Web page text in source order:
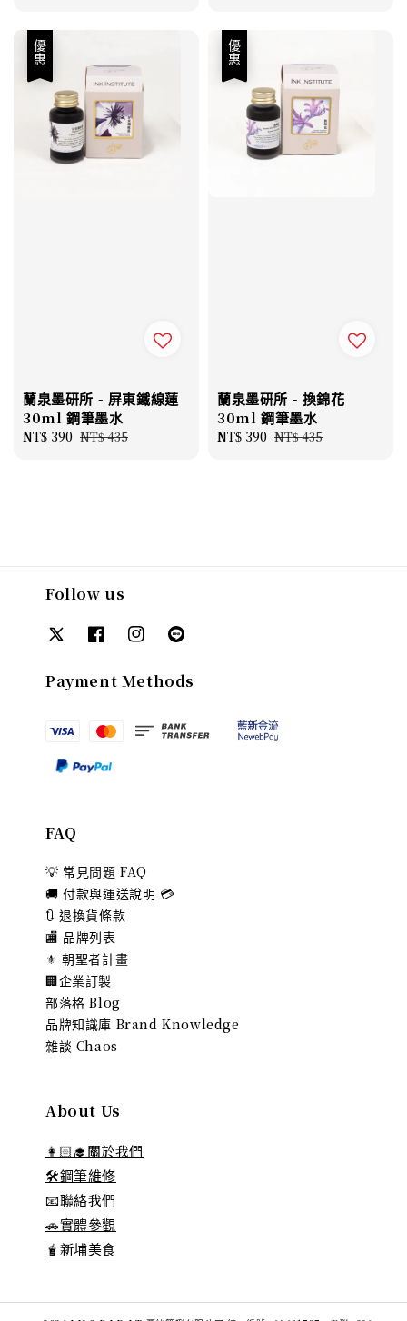
優惠
蘭泉墨研所 - 屏東鐵線蓮
30ml 鋼筆墨水
Sale
NT$ 390 Regular
NT$ 435
優惠
蘭泉墨研所 - 換錦花
30ml 鋼筆墨水
Sale
NT$ 390 Regular
NT$ 435
Follow us
Payment Methods
FAQ
💡 常見問題 FAQ
🚚 付款與運送說明 💳
🔃 退換貨條款
🏬 品牌列表
⚜️ 朝聖者計畫
🏢企業訂製
部落格 Blog
品牌知識庫 Brand Knowledge
雜談 Chaos
About Us
👩🏻‍🎓關於我們
🛠️鋼筆維修
📧聯絡我們
🚗實體參觀
🧋新埔美食